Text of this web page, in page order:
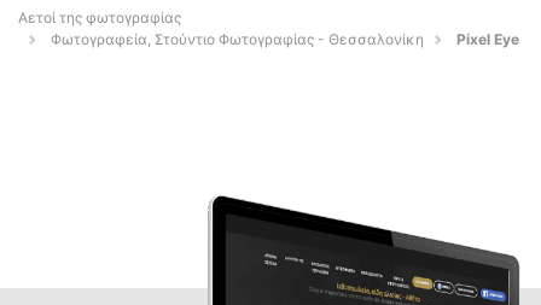
Αετοί της φωτογραφίας
Φωτογραφεία, Στούντιο Φωτογραφίας - Θεσσαλονίκη
Pixel Eye